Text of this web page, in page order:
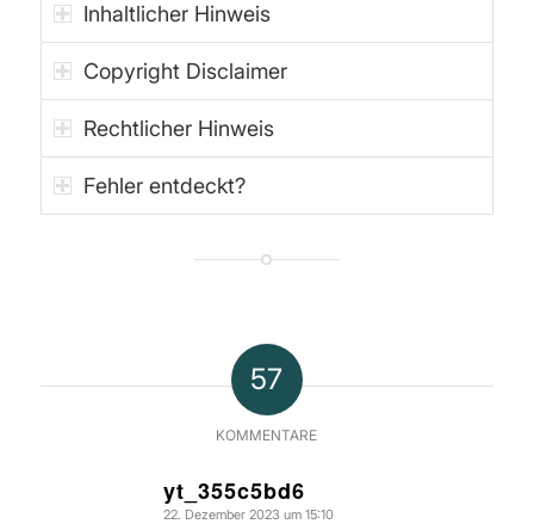
Inhaltlicher Hinweis
Copyright Disclaimer
Rechtlicher Hinweis
Fehler entdeckt?
57
KOMMENTARE
yt_355c5bd6
sagte:
22. Dezember 2023 um 15:10